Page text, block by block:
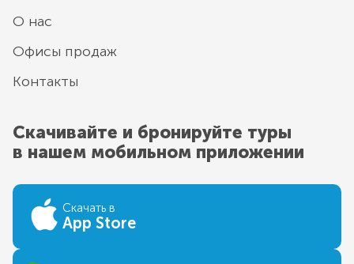
О нас
Офисы продаж
Контакты
Скачивайте и бронируйте туры
в нашем мобильном приложении
Скачать в
App Store